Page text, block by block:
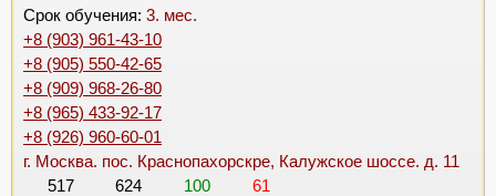
Срок обучения: 3. мес.
+8 (903) 961-43-10
+8 (905) 550-42-65
+8 (909) 968-26-80
+8 (965) 433-92-17
+8 (926) 960-60-01
г. Москва. пос. Краснопахорскре, Калужское шоссе. д. 11
517
624 100
61